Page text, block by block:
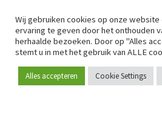
Word lid
Wij gebruiken cookies op onze
ervaring te geven door het onthouden
herhaalde bezoeken. Door op "Alles
stemt u in met het gebruik van ALLE
Alles accepteren Cookie Settings